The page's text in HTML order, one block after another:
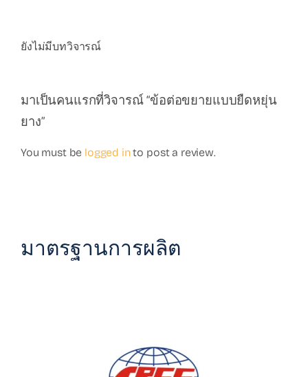
ยังไม่มีบทวิจารณ์
มาเป็นคนแรกที่วิจารณ์ “ข้อต่อขยายแบบยืดหยุ่น
ยาง”
You must be logged into post a review.
มาตรฐานการผลิต